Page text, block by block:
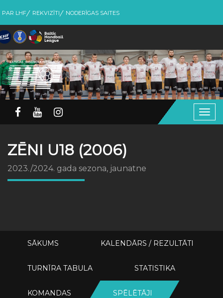
PAR LHF REKVIZĪTI NODERĪGAS SAITES
ZĒNI U18 (2006)
2023./2024. gada sezona, jaunatne
SĀKUMS KALENDĀRS / REZULTĀTI
TURNĪRA TABULA STATISTIKA
KOMANDAS SPĒLĒTĀJI